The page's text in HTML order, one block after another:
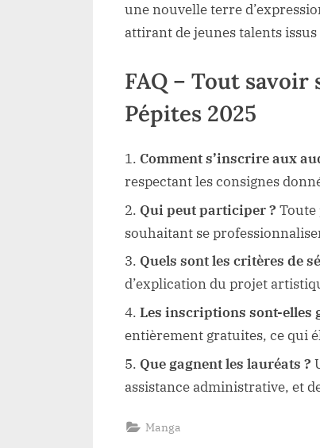
une nouvelle terre
attirant de jeunes talents
FAQ – Tout
Pépites 2025
Comment s’inscrire aux
respectant les consignes
Qui peut participer ? Toute
souhaitant se
Quels sont les critères de
d’explication du projet
Les inscriptions sont-elles
entièrement gratuites, ce qui
Que gagnent les lauréats ?
assistance administrative, et
Manga